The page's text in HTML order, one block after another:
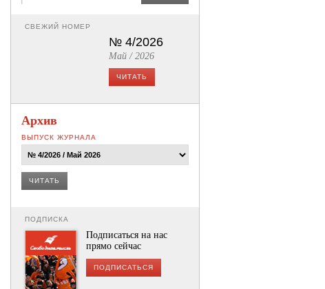
СВЕЖИЙ НОМЕР
№ 4/2026
Май / 2026
ЧИТАТЬ
Архив
ВЫПУСК ЖУРНАЛА
ЧИТАТЬ
ПОДПИСКА
Подписаться на нас
прямо сейчас
ПОДПИСАТЬСЯ